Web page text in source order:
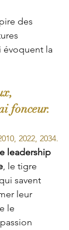
des
évoquent la
fonceur.
2022, 2034.
leadership
, le tigre
savent
leur
le